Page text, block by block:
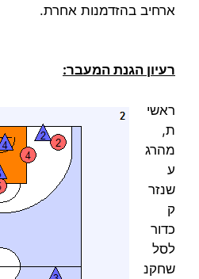
ארחיב בהזדמנות אחרת.
רעיון הגנת המעבר:
ראשי
ת,
מהרג
ע
שנזר
ק
כדור
לסל
שחקנ